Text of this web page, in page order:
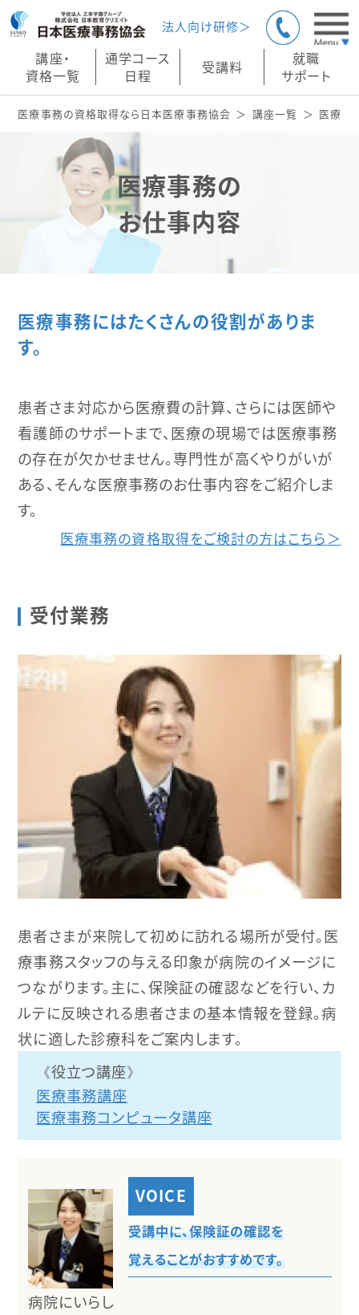
講座・
資格一覧
通学コース
日程
受講料
就職
サポート
法人向け研修＞
医療事務の資格取得なら日本医療事務協会 講座一覧 医療事
医療事務の
お仕事内容
医療事務にはたくさんの役割がありま
す。
患者さま対応から医療費の計算、さらには医師や
看護師のサポートまで、医療の現場では医療事務
の存在が欠かせません。専門性が高くやりがいが
ある、そんな医療事務のお仕事内容をご紹介しま
す。
医療事務の資格取得をご検討の方はこちら＞
受付業務
患者さまが来院して初めに訪れる場所が受付。医
療事務スタッフの与える印象が病院のイメージに
つながります。主に、保険証の確認などを行い、カ
ルテに反映される患者さまの基本情報を登録。病
状に適した診療科をご案内します。
役立つ講座
医療事務講座
医療事務コンピュータ講座
受講中に、保険証の確認を
覚えることがおすすめです。
病院にいらし